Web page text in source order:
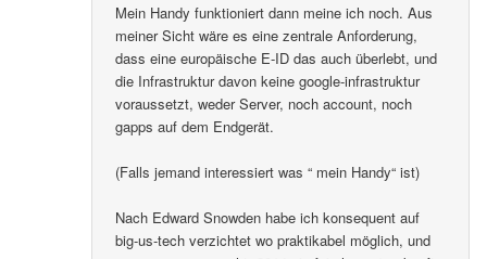
Mein Handy funktioniert dann meine ich noch. Aus
meiner Sicht wäre es eine zentrale Anforderung,
dass eine europäische E-ID das auch überlebt, und
die Infrastruktur davon keine google-infrastruktur
voraussetzt, weder Server, noch account, noch
gapps auf dem Endgerät.
(Falls jemand interessiert was “ mein Handy“ ist)
Nach Edward Snowden habe ich konsequent auf
big-us-tech verzichtet wo praktikabel möglich, und